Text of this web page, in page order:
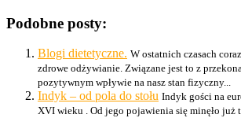
Podobne posty:
Blogi dietetyczne. W ostatnich czasach
zdrowe odżywianie. Związane jest to z
pozytywnym wpływie na nasz stan fizyczny...
Indyk – od pola do stołu Indyk gości na
XVI wieku . Od jego pojawienia się minęło już